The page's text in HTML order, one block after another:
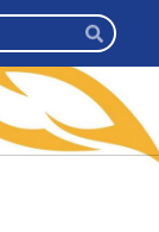
Haku
Hae
ry